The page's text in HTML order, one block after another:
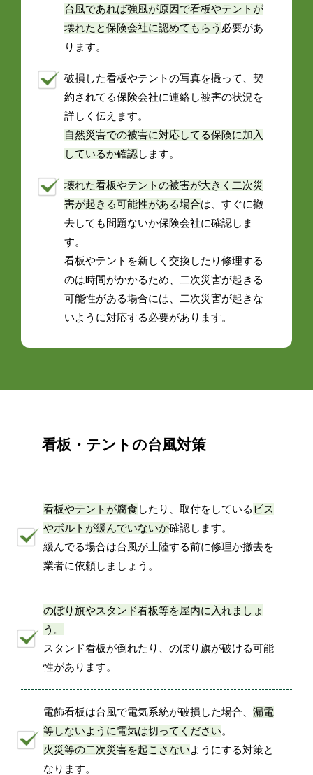
台風であれば強風が原因で看板やテントが
壊れたと保険会社に認めてもらう 必要があ
ります。
破損した看板やテントの写真を撮って、契
約されてる保険会社に連絡し被害の状況を
詳しく伝えます。
自然災害での被害に対応してる保険に加入
しているか確認します。
壊れた看板やテントの被害が大きく二次災
害が起きる可能性がある場合は、すぐに撤
去しても問題ないか保険会社に確認しま
す。
看板やテントを新しく交換したり修理する
のは時間がかかるため、二次災害が起きる
可能性がある場合には、二次災害が起きな
いように対応する必要があります。
看板・テントの台風対策
看板やテントが腐食 したり、取付をしている ビス
やボルトが緩んでいないか確認します。
緩んでる場合は台風が上陸する前に修理か撤去を
業者に依頼しましょう。
のぼり旗やスタンド看板等を屋内に入れましょ
う。
スタンド看板が倒れたり、のぼり旗が破ける可能
性があります。
電飾看板は台風で電気系統が破損した場合、 漏電
等しないように電気は切ってください。
火災等の二次災害を起こさないようにする対策と
なります。